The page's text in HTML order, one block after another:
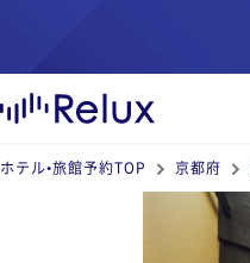
ホテル•旅館予約TOP 京都府